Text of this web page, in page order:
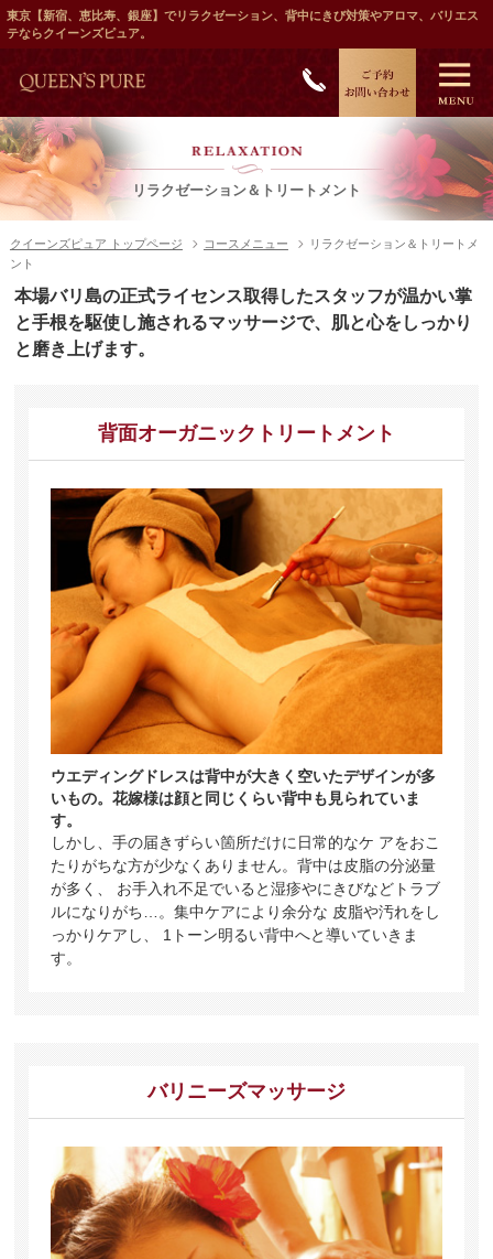
東京【新宿、恵比寿、銀座】でリラクゼーション、背中にきび対策やアロマ、バリエス
テならクイーンズピュア。
リラクゼーション＆トリートメント
クイーンズピュア トップページ コースメニュー
リラクゼーション＆トリートメ
ント
本場バリ島の正式ライセンス取得したスタッフが温かい掌
と手根を駆使し施されるマッサージで、肌と心をしっかり
と磨き上げます。
背面オーガニックトリートメント
ウエディングドレスは背中が大きく空いたデザインが多
いもの。花嫁様は顔と同じくらい背中も見られていま
す。
しかし、手の届きずらい箇所だけに日常的なケ アをおこ
たりがちな方が少なくありません。背中は皮脂の分泌量
が多く、 お手入れ不足でいると湿疹やにきびなどトラブ
ルになりがち…。集中ケアにより余分な 皮脂や汚れをし
っかりケアし、 1トーン明るい背中へと導いていきま
す。
バリニーズマッサージ